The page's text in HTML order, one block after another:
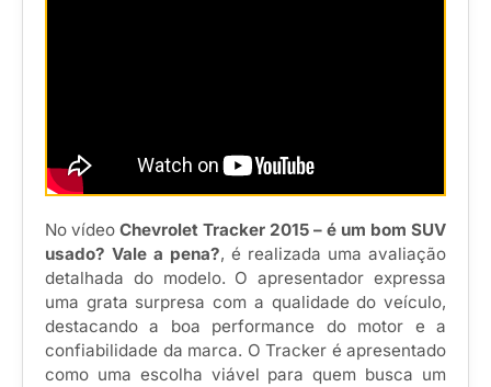
No vídeo Chevrolet Tracker 2015 – é um bom SUV
usado? Vale a pena?, é realizada uma avaliação
detalhada do modelo. O apresentador expressa
uma grata surpresa com a qualidade do veículo,
destacando a boa performance do motor e a
confiabilidade da marca. O Tracker é apresentado
como uma escolha viável para quem busca um